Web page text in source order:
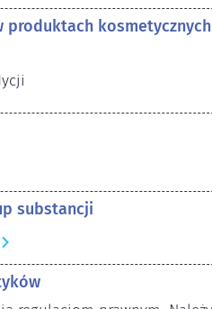
produktach kosmetycznych
substancji